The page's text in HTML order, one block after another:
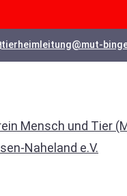
tierheimleitung@mut-